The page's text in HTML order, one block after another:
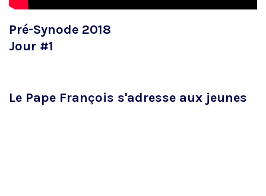
Pré-Synode 2018
Jour #1
Le Pape François s'adresse aux jeunes